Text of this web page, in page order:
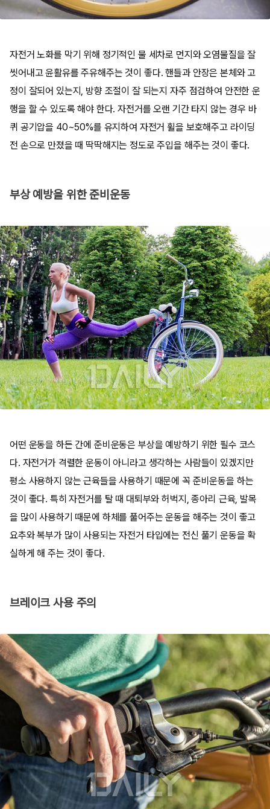
자전거 노화를 막기 위해 정기적인 물 세차로 먼지와 오염물질을 잘
씻어내고 윤활유를 주유해주는 것이 좋다. 핸들과 안장은 본체와 고
정이 잘되어 있는지, 방향 조절이 잘 되는지 자주 점검하여 안전한 운
행을 할 수 있도록 해야 한다. 자전거를 오랜 기간 타지 않는 경우 바
퀴 공기압을 40~50%를 유지하여 자전거 휠을 보호해주고 라이딩
전 손으로 만졌을 때 딱딱해지는 정도로 주입을 해주는 것이 좋다.
부상 예방을 위한 준비운동
어떤 운동을 하든 간에 준비운동은 부상을 예방하기 위한 필수 코스
다. 자전거가 격렬한 운동이 아니라고 생각하는 사람들이 있겠지만
평소 사용하지 않는 근육들을 사용하기 때문에 꼭 준비운동을 하는
것이 좋다. 특히 자전거를 탈 때 대퇴부와 허벅지, 종아리 근육, 발목
을 많이 사용하기 때문에 하체를 풀어주는 운동을 해주는 것이 좋고
요추와 복부가 많이 사용되는 자전거 타입에는 전신 풀기 운동을 확
실하게 해 주는 것이 좋다.
브레이크 사용 주의